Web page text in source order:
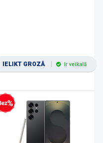
IELIKT GROZĀ Ir veikalā
kredīts